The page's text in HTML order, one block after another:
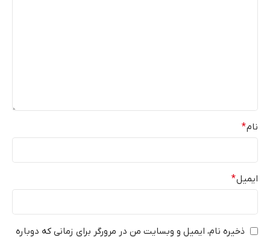
نام*
ایمیل*
ذخیره نام، ایمیل و وبسایت من در مرورگر برای زمانی که دوباره